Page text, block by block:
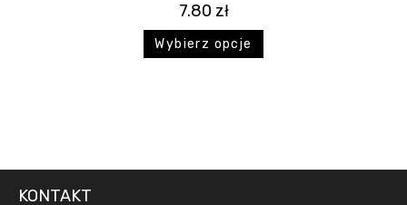
7.80 zł
Wybierz opcje
KONTAKT